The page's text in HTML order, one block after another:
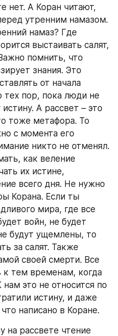
нет. А Коран читают,
утренним намазом.
намаз? Где
выстаивать салят,
помнить, что
знания. Это
от начала
тех пор, пока люди не
А рассвет – это
тоже метафора. То
с момента его
никто не отменял.
как веление
их истине,
всего дня. Не нужно
Корана. Если ты
мира, где все
войн, не будет
будут ущемлены, то
за салят. Также
своей смерти. Все
к тем временам, когда
это не относится по
истину, и даже
написано в Коране.
на рассвете чтение